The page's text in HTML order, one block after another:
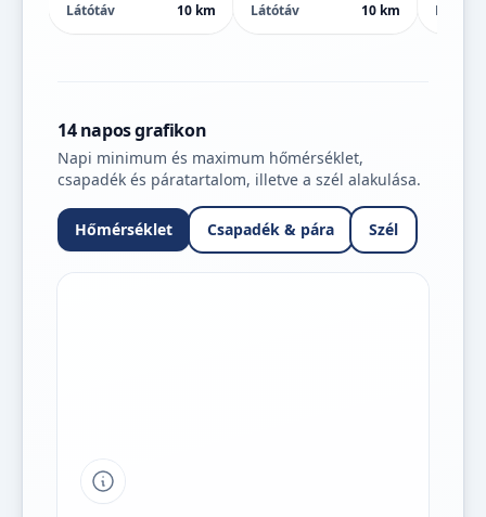
Látótáv
10 km
Látótáv
10 km
Látótáv
14 napos grafikon
Napi minimum és maximum hőmérséklet,
csapadék és páratartalom, illetve a szél alakulása.
Hőmérséklet Csapadék & pára Szél
Tipp a grafikon jelmagyarázatához